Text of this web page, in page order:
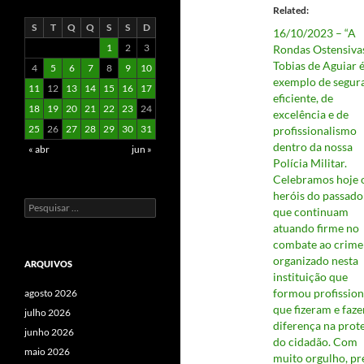
Related
16/10/2023 – “A
Rondas
Tobias de Aguiar é
exemplo de
eficiente, de
excelência e de
profissionalismo
dentro da nossa
Polícia Militar.
Celebramos hoje
heróis do
que continuam
atuando firme no
combate ao crime
organizado nesta
instituição que
formou
que fizeram e
diferença na
do cidadão. Com
muito orgulho,
S T Q Q S S
D
1
2
3
4
5 6 7 8 9
10
11
12 13 14 15 16
17
18
19 20 21 22 23 24
25
26 27 28 29 30
31
« abr
jun »
Pesquisar
por:
ARQUIVOS
agosto 2026
julho 2026
junho 2026
maio 2026